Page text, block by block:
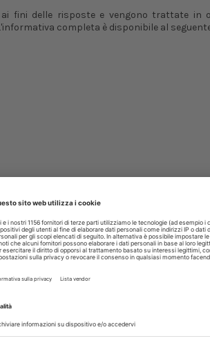
fini delle risposte e vengono trattate in
completa è disponibile al